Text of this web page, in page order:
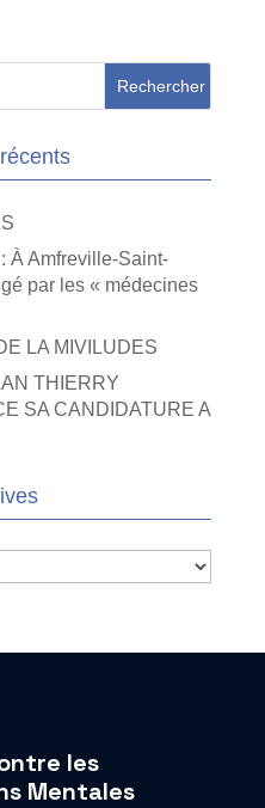
À Amfreville-Saint-
par les « médecines
LA MIVILUDES
THIERRY
SA CANDIDATURE A
les
Mentales